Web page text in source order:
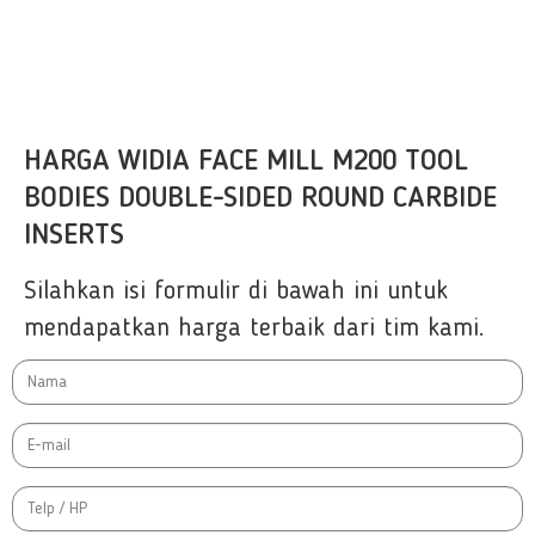
HARGA WIDIA FACE MILL M200 TOOL
BODIES DOUBLE-SIDED ROUND CARBIDE
INSERTS
Silahkan isi formulir di bawah ini untuk
mendapatkan harga terbaik dari tim kami.